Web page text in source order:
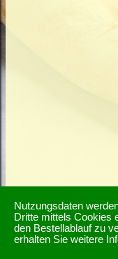
Nutzungsdaten
Dritte mittels Cookies
den Bestellablauf zu
erhalten Sie weitere